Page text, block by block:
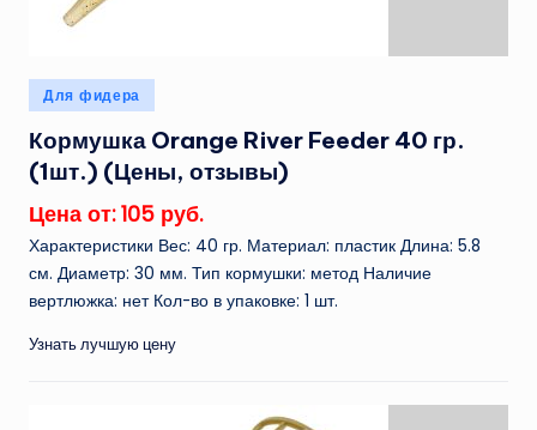
Опубликовано
в
Для фидера
Кормушка Orange River Feeder 40 гр.
(1шт.) (Цены, отзывы)
Цена от: 105 руб.
Характеристики Вес: 40 гр. Материал: пластик Длина: 5.8
см. Диаметр: 30 мм. Тип кормушки: метод Наличие
вертлюжка: нет Кол-во в упаковке: 1 шт.
Узнать лучшую цену